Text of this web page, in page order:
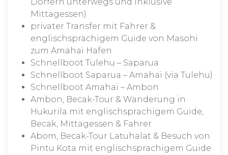
Mittagessen)
privater Transfer mit Fahrer &
englischsprachigem Guide von Masohi
zum Amahai Hafen
Schnellboot Tulehu – Saparua
Schnellboot Saparua – Amahai (via Tulehu)
Schnellboot Amahai – Ambon
Ambon, Becak-Tour & Wanderung in
Hukurila mit englischsprachigem Guide,
Becak, Mittagessen & Fahrer
Abom, Becak-Tour Latuhalat & Besuch von
Pintu Kota mit englischsprachigem Guide